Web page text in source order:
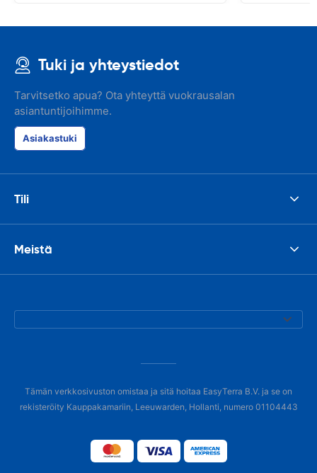
Tuki ja yhteystiedot
Tarvitsetko apua? Ota yhteyttä vuokrausalan
asiantuntijoihimme.
Asiakastuki
Tili
Meistä
Tämän verkkosivuston omistaa ja sitä hoitaa EasyTerra B.V. ja se on
rekisteröity Kauppakamariin, Leeuwarden, Hollanti, numero 01104443